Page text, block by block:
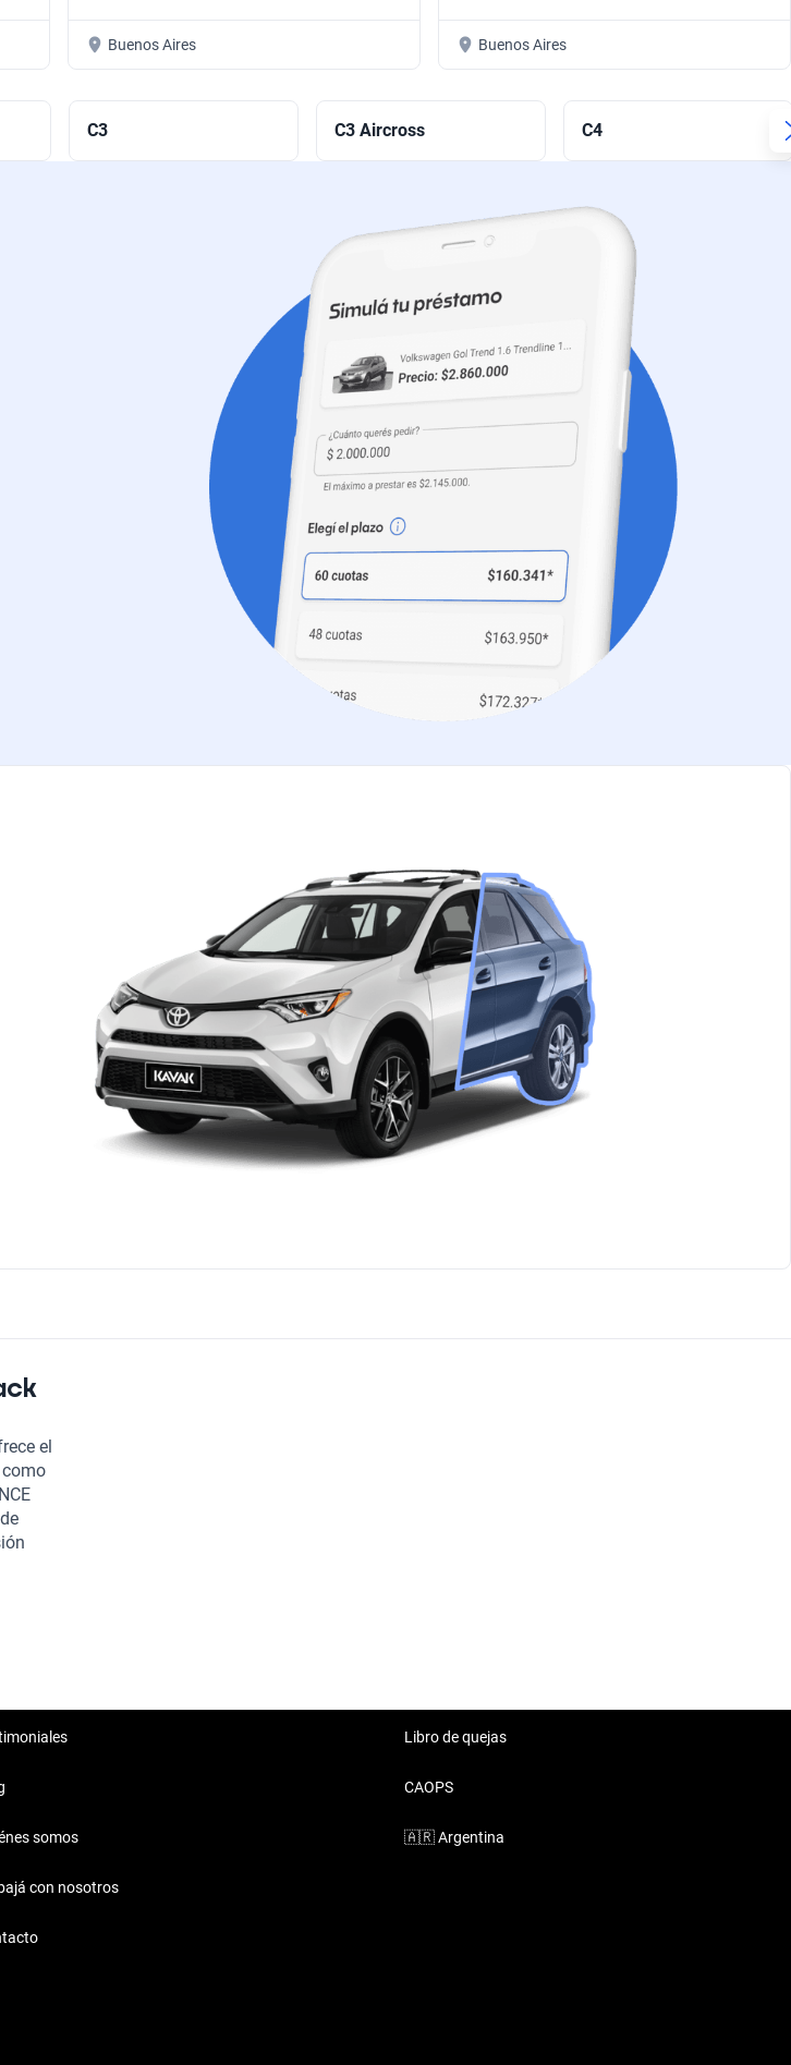
Buenos Aires Buenos Aires
C3 C3 Aircross C4
el
somos
con nosotros
Libro de quejas
CAOPS
🇦🇷 Argentina